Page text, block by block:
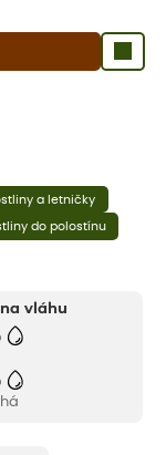
a letničky
do polostínu
vláhu